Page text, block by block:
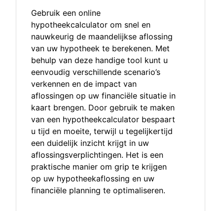
Gebruik een online
hypotheekcalculator om snel en
nauwkeurig de maandelijkse aflossing
van uw hypotheek te berekenen. Met
behulp van deze handige tool kunt u
eenvoudig verschillende scenario’s
verkennen en de impact van
aflossingen op uw financiële situatie in
kaart brengen. Door gebruik te maken
van een hypotheekcalculator bespaart
u tijd en moeite, terwijl u tegelijkertijd
een duidelijk inzicht krijgt in uw
aflossingsverplichtingen. Het is een
praktische manier om grip te krijgen
op uw hypotheekaflossing en uw
financiële planning te optimaliseren.